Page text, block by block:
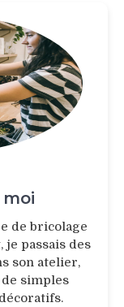
de bricolage
je passais des
son atelier,
simples